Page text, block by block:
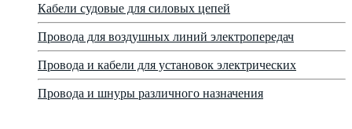
Кабели судовые для силовых цепей
Провода для воздушных линий электропередач
Провода и кабели для установок электрических
Провода и шнуры различного назначения